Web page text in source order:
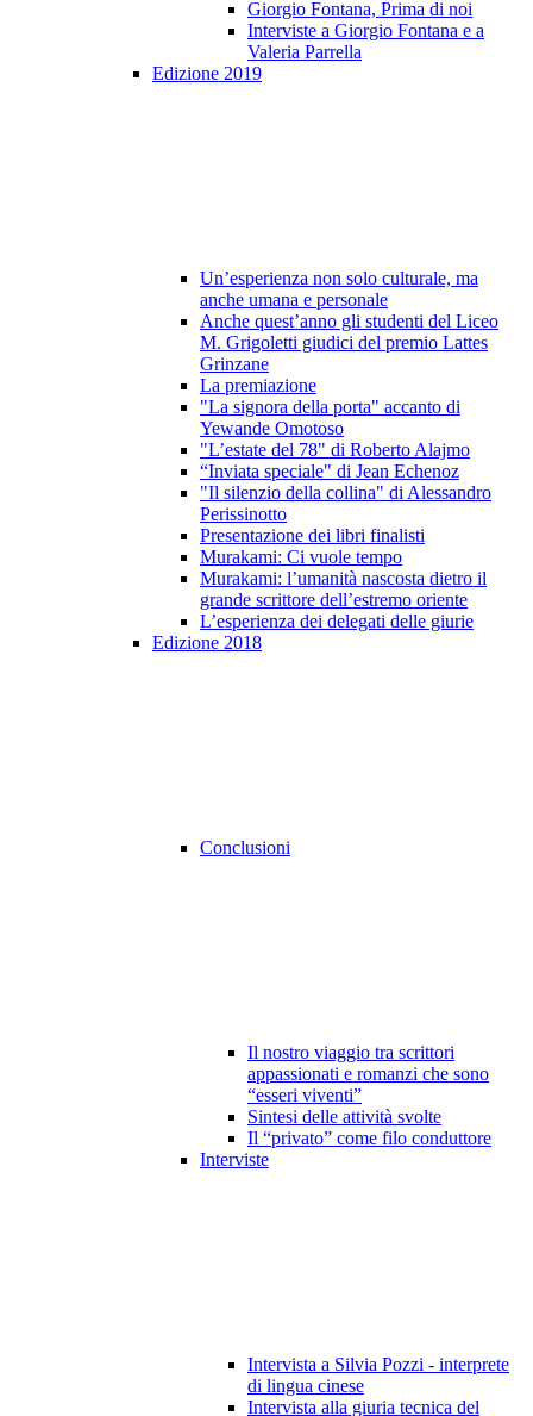
Giorgio Fontana, Prima di noi
Interviste a Giorgio Fontana e a
Valeria Parrella
Edizione 2019
Un’esperienza non solo culturale, ma
anche umana e personale
Anche quest’anno gli studenti del Liceo
M. Grigoletti giudici del premio Lattes
Grinzane
La premiazione
"La signora della porta" accanto di
Yewande Omotoso
"L’estate del 78" di Roberto Alajmo
“Inviata speciale" di Jean Echenoz
"Il silenzio della collina" di Alessandro
Perissinotto
Presentazione dei libri finalisti
Murakami: Ci vuole tempo
Murakami: l’umanità nascosta dietro il
grande scrittore dell’estremo oriente
L’esperienza dei delegati delle giurie
Edizione 2018
Conclusioni
Il nostro viaggio tra scrittori
appassionati e romanzi che sono
“esseri viventi”
Sintesi delle attività svolte
Il “privato” come filo conduttore
Interviste
Intervista a Silvia Pozzi - interprete
di lingua cinese
Intervista alla giuria tecnica del